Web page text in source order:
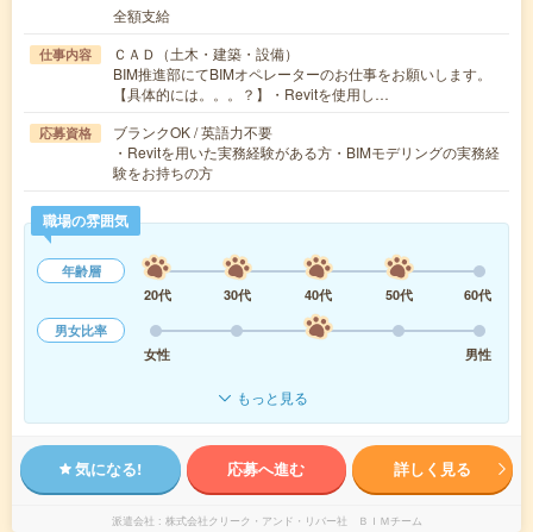
全額支給
仕事内容
ＣＡＤ（土木・建築・設備）
BIM推進部にてBIMオペレーターのお仕事をお願いします。
【具体的には。。。？】・Revitを使用し…
応募資格
ブランクOK / 英語力不要
・Revitを用いた実務経験がある方・BIMモデリングの実務経
験をお持ちの方
職場の雰囲気
年齢層
20代
30代 40代 50代
60代
男女比率
女性
男性
もっと見る
気になる! 応募へ進む 詳しく見る
派遣会社 株式会社クリーク・アンド・リバー社 ＢＩＭチーム